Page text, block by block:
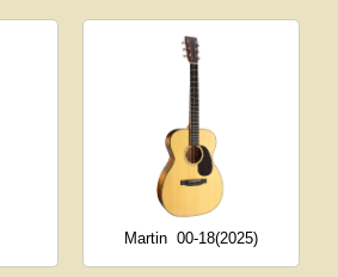
Martin 00-18(2025)